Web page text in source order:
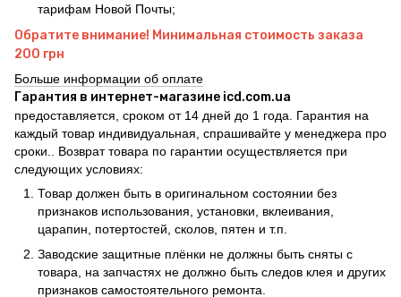
тарифам Новой Почты;
Обратите внимание! Минимальная стоимость заказа
200 грн
Больше информации об оплате
Гарантия в интернет-магазине icd.com.ua
предоставляется, сроком от 14 дней до 1 года. Гарантия на
каждый товар индивидуальная, спрашивайте у менеджера про
сроки.. Возврат товара по гарантии осуществляется при
следующих условиях:
Товар должен быть в оригинальном состоянии без
признаков использования, установки, вклеивания,
царапин, потертостей, сколов, пятен и т.п.
Заводские защитные плёнки не должны быть сняты с
товара, на запчастях не должно быть следов клея и других
признаков самостоятельного ремонта.